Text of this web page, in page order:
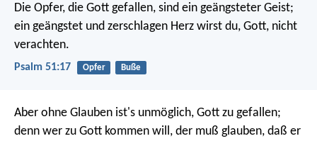
Die Opfer, die Gott gefallen, sind ein geängsteter Geist;
ein geängstet und zerschlagen Herz wirst du, Gott, nicht
verachten.
Psalm 51:17 Opfer Buße
Aber ohne Glauben ist's unmöglich, Gott zu gefallen;
denn wer zu Gott kommen will, der muß glauben, daß er